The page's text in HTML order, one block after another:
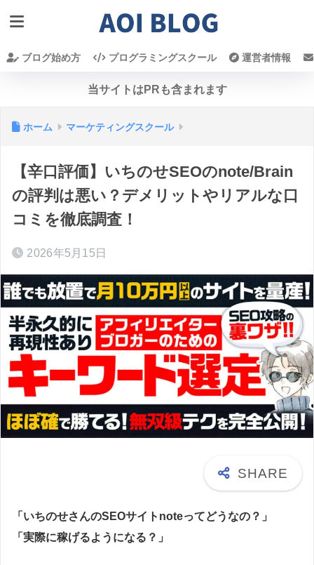
ブログ始め方 プログラミングスクール 運営者情報
当サイトはPRも含まれます
ホーム マーケティングスクール
【辛口評価】いちのせSEOのnote/Brain
の評判は悪い？デメリットやリアルな口
コミを徹底調査！
2026年5月15日
「いちのせさんのSEOサイトnoteってどうなの？」
「実際に稼げるようになる？」